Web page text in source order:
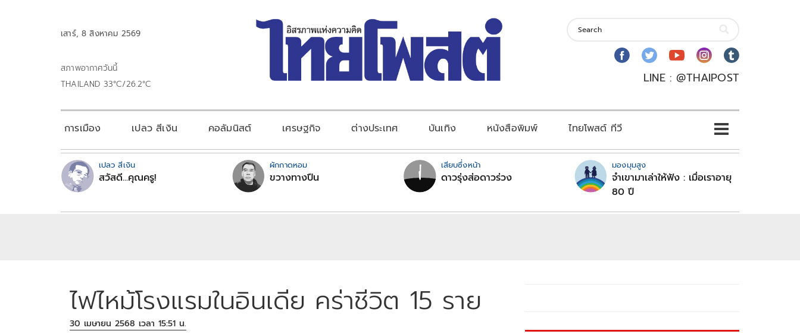
เสาร์, 8 สิงหาคม 2569
สภาพอากาศวันนี้
THAILAND 33°C/26.2°C
LINE : @THAIPOST
การเมือง เปลว สีเงิน คอลัมนิสต์ เศรษฐกิจ ต่างประเทศ บันเทิง หนังสือพิมพ์ ไทยโพสต์ ทีวี
เปลว สีเงิน
สวัสดี...คุณครู!
ผักกาดหอม
ขวางทางปืน
เสียบซึ่งหน้า
ดาวรุ่งส่อดาวร่วง
มองมุมสูง
จำเขามาเล่าให้ฟัง : เมื่อเราอายุ
80 ปี
ไฟไหม้โรงแรมในอินเดีย คร่าชีวิต 15 ราย
30 เมษายน 2568 เวลา 15:51 น.